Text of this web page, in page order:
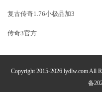
复古传奇1.76小极品加3
传奇3官方
Copyright 2015-2026 lydlw.com All
备